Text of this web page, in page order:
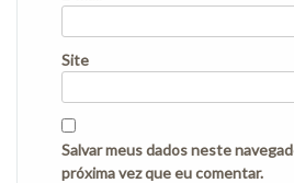
Site
Salvar meus dados neste
próxima vez que eu comentar.